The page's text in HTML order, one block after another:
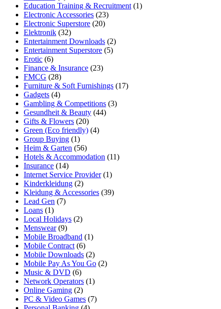
Education Training & Recruitment (1)
Electronic Accessories (23)
Electronic Superstore (20)
Elektronik (32)
Entertainment Downloads (2)
Entertainment Superstore (5)
Erotic (6)
Finance & Insurance (23)
FMCG (28)
Furniture & Soft Furnishings (17)
Gadgets (4)
Gambling & Competitions (3)
Gesundheit & Beauty (44)
Gifts & Flowers (20)
Green (Eco friendly) (4)
Group Buying (1)
Heim & Garten (56)
Hotels & Accommodation (11)
Insurance (14)
Internet Service Provider(1)
Kinderkleidung (2)
Kleidung & Accessories (39)
Lead Gen (7)
Loans (1)
Local Holidays (2)
Menswear(9)
Mobile Broadband (1)
Mobile Contract (6)
Mobile Downloads (2)
Mobile Pay As You Go (2)
Music & DVD (6)
Network Operators (1)
Online Gaming (2)
PC & Video Games (7)